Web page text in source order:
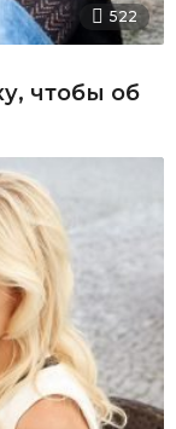
522
чтобы об